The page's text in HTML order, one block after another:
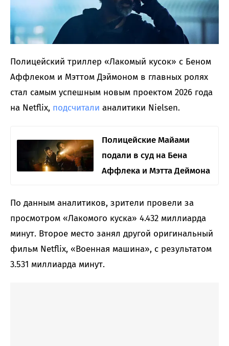
Полицейский триллер «Лакомый кусок» с Беном
Аффлеком и Мэттом Дэймоном в главных ролях
стал самым успешным новым проектом 2026 года
на Netflix, подсчитали аналитики Nielsen.
Полицейские Майами
подали в суд на Бена
Аффлека и Мэтта Деймона
По данным аналитиков, зрители провели за
просмотром «Лакомого куска» 4.432 миллиарда
минут. Второе место занял другой оригинальный
фильм Netflix, «Военная машина», с результатом
3.531 миллиарда минут.